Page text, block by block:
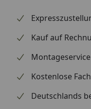
Kauf auf
Montageservice
Kostenlose
Deutschlands